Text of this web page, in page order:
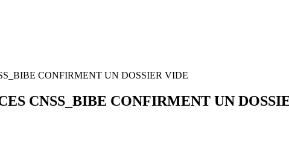
CONFIRMENT UN DOSSIER VIDE
CNSS_BIBE CONFIRMENT UN